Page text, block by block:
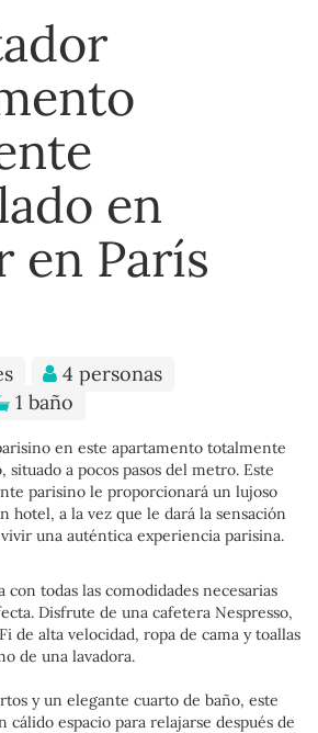
en
en París
4 personas
1 baño
en este apartamento totalmente
situado a pocos pasos del metro. Este
parisino le proporcionará un lujoso
hotel, a la vez que le dará la sensación
una auténtica experiencia parisina.
todas las comodidades necesarias
Disfrute de una cafetera Nespresso,
de alta velocidad, ropa de cama y toallas
de una lavadora.
y un elegante cuarto de baño, este
espacio para relajarse después de